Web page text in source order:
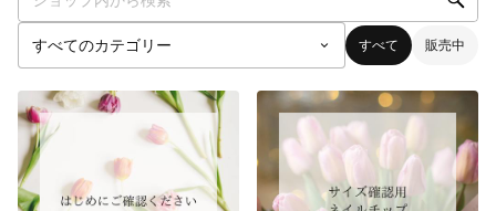
すべて 販売中